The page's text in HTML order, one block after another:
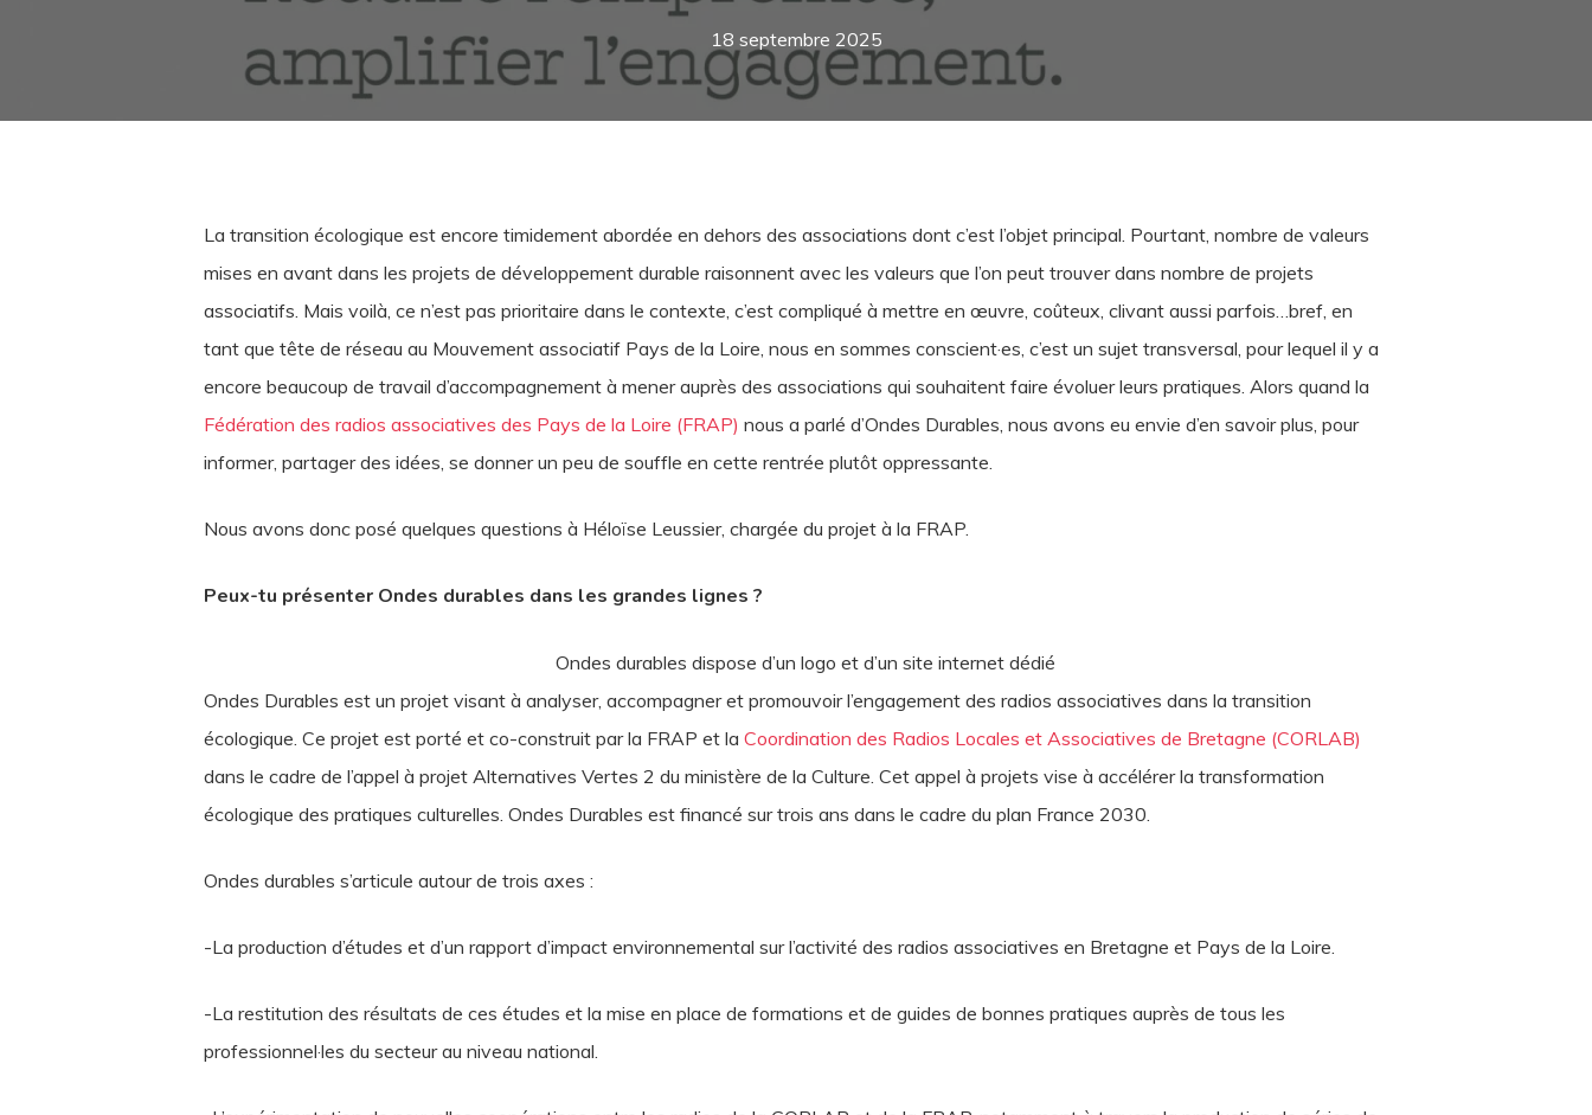
18 septembre 2025
La transition écologique est encore timidement abordée en dehors des associations dont c’est l’objet principal. Pourtant, nombre de valeurs
mises en avant dans les projets de développement durable raisonnent avec les valeurs que l’on peut trouver dans nombre de projets
associatifs. Mais voilà, ce n’est pas prioritaire dans le contexte, c’est compliqué à mettre en œuvre, coûteux, clivant aussi parfois…bref, en
tant que tête de réseau au Mouvement associatif Pays de la Loire, nous en sommes conscient·es, c’est un sujet transversal, pour lequel il y a
encore beaucoup de travail d’accompagnement à mener auprès des associations qui souhaitent faire évoluer leurs pratiques. Alors quand la
Fédération des radios associatives des Pays de la Loire (FRAP) nous a parlé d’Ondes Durables, nous avons eu envie d’en savoir plus, pour
informer, partager des idées, se donner un peu de souffle en cette rentrée plutôt oppressante.
Nous avons donc posé quelques questions à Héloïse Leussier, chargée du projet à la FRAP.
Peux-tu présenter Ondes durables dans les grandes lignes ?
Ondes durables dispose d’un logo et d’un site internet dédié
Ondes Durables est un projet visant à analyser, accompagner et promouvoir l’engagement des radios associatives dans la transition
écologique. Ce projet est porté et co-construit par la FRAP et la Coordination des Radios Locales et Associatives de Bretagne (CORLAB)
dans le cadre de l’appel à projet Alternatives Vertes 2 du ministère de la Culture. Cet appel à projets vise à accélérer la transformation
écologique des pratiques culturelles. Ondes Durables est financé sur trois ans dans le cadre du plan France 2030.
Ondes durables s’articule autour de trois axes :
-La production d’études et d’un rapport d’impact environnemental sur l’activité des radios associatives en Bretagne et Pays de la Loire.
-La restitution des résultats de ces études et la mise en place de formations et de guides de bonnes pratiques auprès de tous les
professionnel·les du secteur au niveau national.